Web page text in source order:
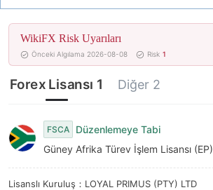
8
9
4
5
6
7
8
9
4
5
6
7
8
9
WikiFX Risk Uyarıları
Önceki Algılama 2026-08-08 Risk 1
Forex Lisansı 1 Diğer 2
FSCA
Düzenlemeye Tabi
Güney Afrika Türev İşlem Lisansı (EP)
Lisanslı Kuruluş：LOYAL PRIMUS (PTY) LTD